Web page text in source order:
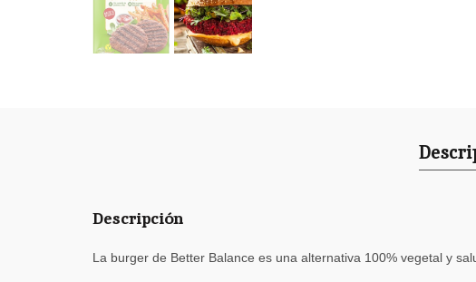
Descripción
La burger de Better Balance es una alternativa 100% vegetal y